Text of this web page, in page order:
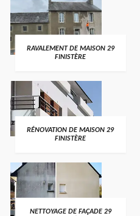
RAVALEMENT DE MAISON 29
FINISTÈRE
RÉNOVATION DE MAISON 29
FINISTÈRE
NETTOYAGE DE FAÇADE 29